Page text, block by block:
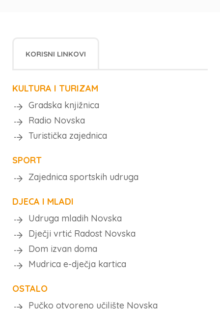
KORISNI LINKOVI
KULTURA I TURIZAM
Gradska knjižnica
Radio Novska
Turistička zajednica
SPORT
Zajednica sportskih udruga
DJECA I MLADI
Udruga mladih Novska
Dječji vrtić Radost Novska
Dom izvan doma
Mudrica e-dječja kartica
OSTALO
Pučko otvoreno učilište Novska